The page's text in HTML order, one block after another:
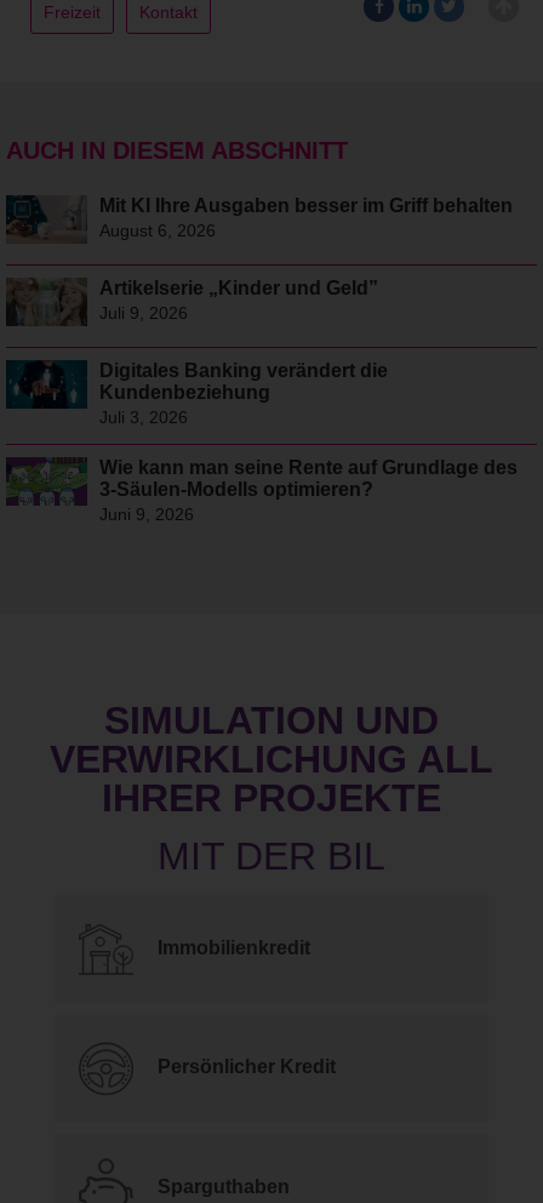
Freizeit Kontakt
AUCH IN DIESEM ABSCHNITT
Mit KI Ihre Ausgaben besser im Griff behalten
August 6, 2026
Artikelserie „Kinder und Geld”
Juli 9, 2026
Digitales Banking verändert die
Kundenbeziehung
Juli 3, 2026
Wie kann man seine Rente auf Grundlage des
3-Säulen-Modells optimieren?
Juni 9, 2026
SIMULATION UND
VERWIRKLICHUNG ALL
IHRER PROJEKTE
Immobilienkredit
Persönlicher Kredit
Sparguthaben